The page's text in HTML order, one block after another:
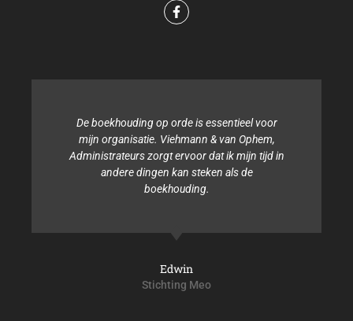
De boekhouding op orde is essentieel voor
mijn organisatie. Viehmann & van Ophem,
Administrateurs zorgt ervoor dat ik mijn tijd in
andere dingen kan steken als de
boekhouding.
Edwin
Stichting Meo